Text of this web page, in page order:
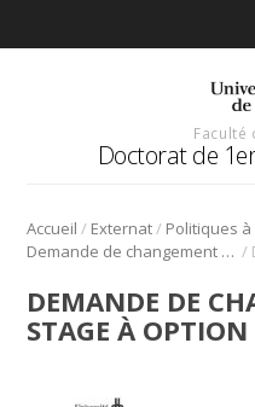
Faculté
Doctorat de
Accueil / Externat/ Politiques à
Demande de changement de stage à option /
DEMANDE DE
STAGE À OPTION